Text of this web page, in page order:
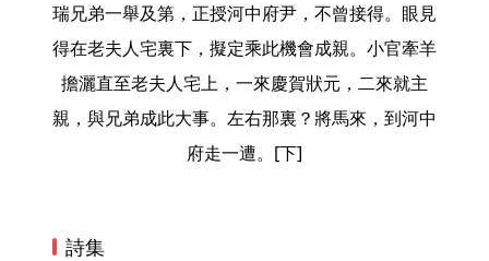
瑞兄弟一舉及第，正授河中府尹，不曾接得。眼見
得在老夫人宅裏下，擬定乘此機會成親。小官牽羊
擔灑直至老夫人宅上，一來慶賀狀元，二來就主
親，與兄弟成此大事。左右那裏？將馬來，到河中
府走一遭。[下]
詩集